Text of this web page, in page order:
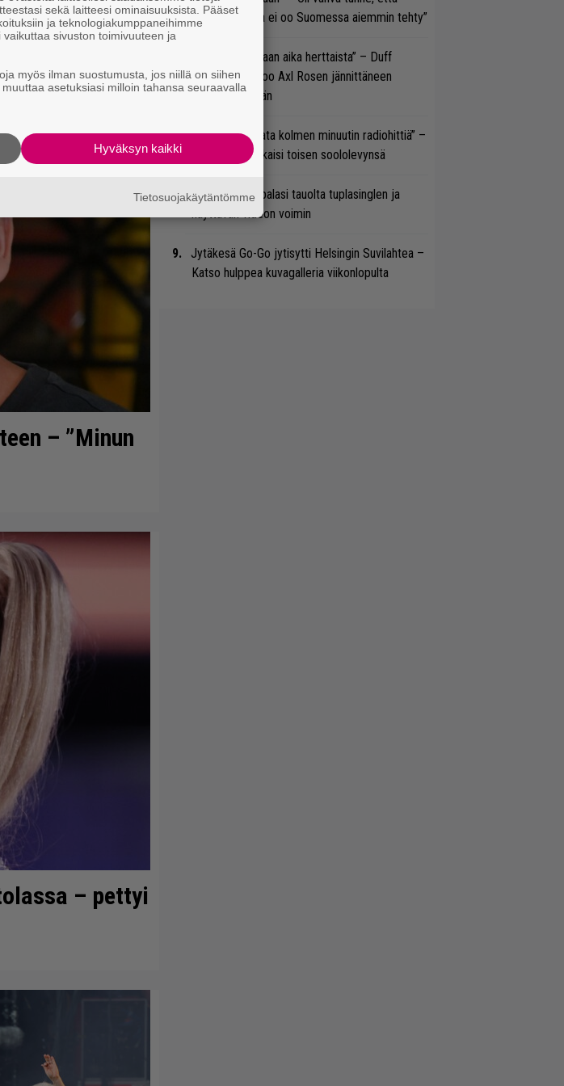
huojuvassa
– ”Minun
– pettyi
tällaista musaa ei oo Suomessa aiemmin tehty”
”Se oli oikeastaan aika herttaista” – Duff
McKagan kertoo Axl Rosen jännittäneen
AC/DC-pestiään
”Tässä ei jahdata kolmen minuutin radiohittiä” –
A.W. Yrjänä julkaisi toisen soololevynsä
Blind Channel palasi tauolta tuplasinglen ja
näyttävän videon voimin
Jytäkesä Go-Go jytisytti Helsingin Suvilahtea –
Katso hulppea kuvagalleria viikonlopulta
sekä laitteesi ominaisuuksista. Pääset
ja teknologiakumppaneihimme
sivuston toimivuuteen ja
myös ilman suostumusta, jos niillä on siihen
asetuksiasi milloin tahansa seuraavalla
Hyväksyn kaikki
Tietosuojakäytäntömme